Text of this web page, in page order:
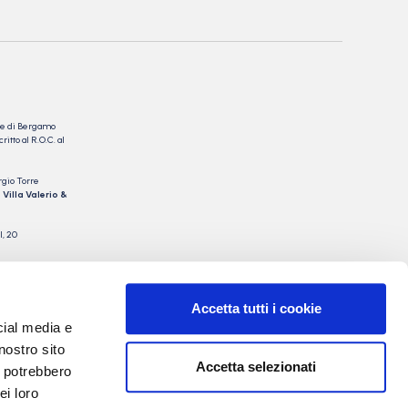
media e
sito
loro
Accetta tutti i cookie
Accetta selezionati
di Bergamo
al R.O.C. al
Torre
Villa Valerio &
20